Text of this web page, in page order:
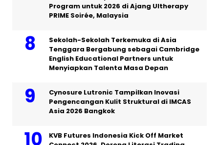
Program untuk 2026 di Ajang Ultherapy
PRIME Soirée, Malaysia
Sekolah-Sekolah Terkemuka di Asia
Tenggara Bergabung sebagai Cambridge
English Educational Partners untuk
Menyiapkan Talenta Masa Depan
Cynosure Lutronic Tampilkan Inovasi
Pengencangan Kulit Struktural di IMCAS
Asia 2026 Bangkok
KVB Futures Indonesia Kick Off Market